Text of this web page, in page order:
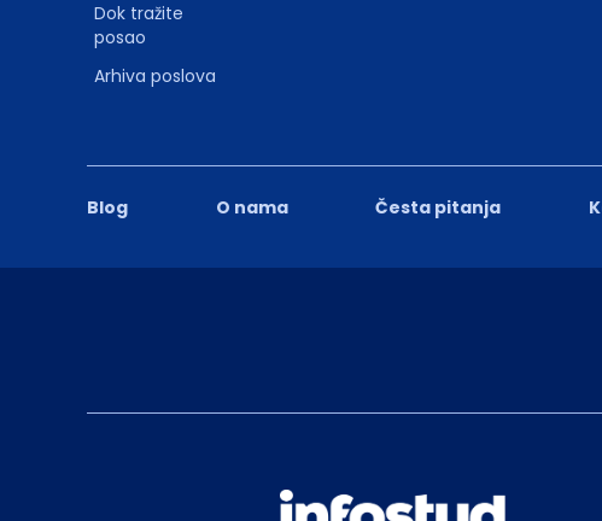
Blog O nama Česta pitanja
Dok tražite
posao
Arhiva poslova